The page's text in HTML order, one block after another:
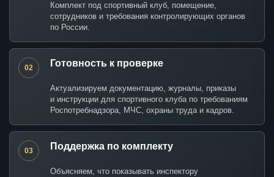
Комплект под спортивный клуб, помещение,
сотрудников и требования контролирующих органов
по России.
02 Готовность к проверке
Актуализируем документацию, журналы, приказы
и инструкции для спортивного клуба по требованиям
Роспотребнадзора, МЧС, охраны труда и кадров.
03 Поддержка по комплекту
Объясняем, что показывать инспектору